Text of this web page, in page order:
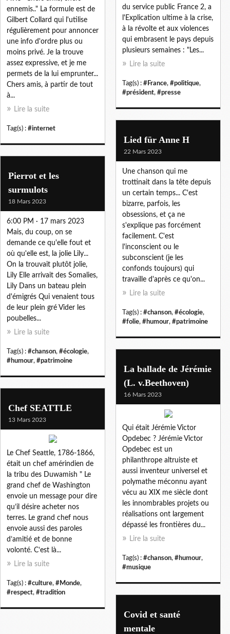
du service public France 2, a
l'Explication ultime à la crise,
à la révolte et aux violences
qui embrasent le pays depuis
plusieurs semaines : "Les...
Lire la suite
Tag(s) : #France, #politique,
#président, #presse
ennemis.." La formule est de
Gilbert Collard qui l'utilise
régulièrement pour annoncer
une info d'ordre plus ou
moins privé. Je la trouve
assez expressive, et je me
permets de la lui emprunter...
Chers amis, à partir de tout
à...
Lire la suite
Tag(s) : #internet
Lied für Anne H
22 Mars 2023
Une chanson qui me
trottinait dans la tête depuis
un certain temps... C'est
bizarre, parfois, les
obsessions, et ça ne
s'explique pas forcément
facilement. C'est
l'inconscient ou le
subconscient (je les
confonds toujours) qui
travaille d'après ce qu'on...
Lire la suite
Tag(s) : #chanson, #écologie,
#folie, #humour, #patrimoine
Pierrot et les
surmulots
18 Mars 2023
6:00 PM · 17 mars 2023
Mais, du coup, on se
demande ce qu'elle fout et
où qu'elle est, la jolie Lily...
On la trouvait plutôt jolie,
Lily Elle arrivait des Somalies,
Lily Dans un bateau plein
d'émigrés Qui venaient tous
de leur plein gré Vider les
poubelles...
Lire la suite
Tag(s) : #chanson, #écologie,
#humour, #patrimoine
La ballade de Jérémie
(L. v.Beethoven)
16 Mars 2023
Qui était Jérémie Victor
Opdebec ? Jérémie Victor
Opdebec est un
philanthrope altruiste et
aussi inventeur universel et
polymathe méconnu ayant
vécu au XIX me siècle dont
les innombrables projets ou
réalisations ont largement
dépassé les frontières du...
Lire la suite
Tag(s) : #chanson, #humour,
#musique
Chef SEATTLE
13 Mars 2023
Le Chef Seattle, 1786-1866,
était un chef amérindien de
la tribu des Duwamish " Le
grand chef de Washington
envoie un message pour dire
qu’il désire acheter nos
terres. Le grand chef nous
envoie aussi des paroles
d’amitié et de bonne
volonté. C’est là...
Lire la suite
Tag(s) : #culture, #Monde,
#respect, #tradition
Covid et santé
mentale